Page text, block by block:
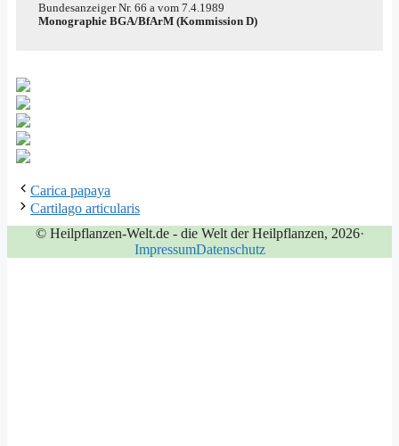
Bun­des­an­zei­gerNr. 66 a vom 7.4.1989
Mono­gra­phie BGA/​​BfArM (Kom­mis­si­on D)
Carica papaya
Cartilago articularis
© Heilpflanzen-Welt.de - die Welt der Heilpflanzen, 2026·
ImpressumDatenschutz